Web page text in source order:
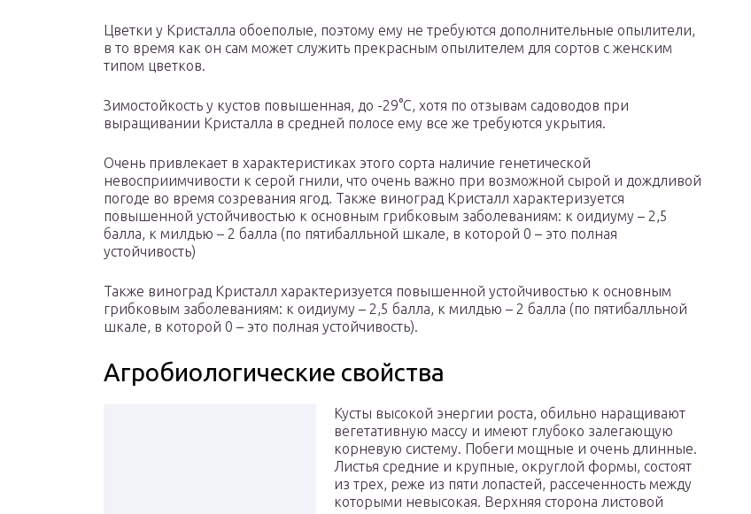
Цветки у Кристалла обоеполые, поэтому ему не требуются дополнительные опылители,
в то время как он сам может служить прекрасным опылителем для сортов с женским
типом цветков.
Зимостойкость у кустов повышенная, до -29°С, хотя по отзывам садоводов при
выращивании Кристалла в средней полосе ему все же требуются укрытия.
Очень привлекает в характеристиках этого сорта наличие генетической
невосприимчивости к серой гнили, что очень важно при возможной сырой и дождливой
погоде во время созревания ягод. Также виноград Кристалл характеризуется
повышенной устойчивостью к основным грибковым заболеваниям: к оидиуму – 2,5
балла, к милдью – 2 балла (по пятибалльной шкале, в которой 0 – это полная
устойчивость)
Также виноград Кристалл характеризуется повышенной устойчивостью к основным
грибковым заболеваниям: к оидиуму – 2,5 балла, к милдью – 2 балла (по пятибалльной
шкале, в которой 0 – это полная устойчивость).
Агробиологические свойства
Кусты высокой энергии роста, обильно наращивают
вегетативную массу и имеют глубоко залегающую
корневую систему. Побеги мощные и очень длинные.
Листья средние и крупные, округлой формы, состоят
из трех, реже из пяти лопастей, рассеченность между
которыми невысокая. Верхняя сторона листовой